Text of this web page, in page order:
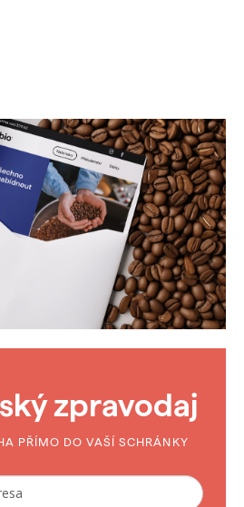
zpravodaj
PŘÍMO DO VAŠÍ SCHRÁNKY